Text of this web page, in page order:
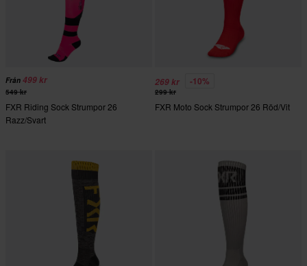
Från 499 kr
549 kr
FXR Riding Sock Strumpor 26
Razz/Svart
269 kr -10%
299 kr
FXR Moto Sock Strumpor 26 Röd/Vit